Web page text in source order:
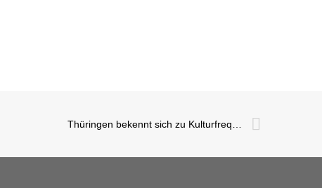
Thüringen bekennt sich zu Kulturfrequenzen